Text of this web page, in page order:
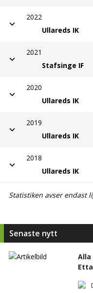
2022
Ullareds IK
2021
Stafsinge IF
2020
Ullareds IK
2019
Ullareds IK
2018
Ullareds IK
Statistiken avser endast
Senaste nytt